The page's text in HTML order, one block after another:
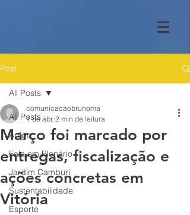
Post
All Posts
Artigo
Fala em Plenário
Jardim Camburi
Sustentabilidade
Esporte
All Posts
Março foi marcado por
entregas, fiscalização e
ações concretas em
Vitória
comunicacaobrunoma
1 de abr. 2 min de leitura